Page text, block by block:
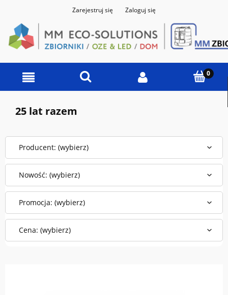
Zarejestruj się Zaloguj się
25 lat razem
Producent: (wybierz)
Cena: (wybierz)
Nowość: (wybierz)
Promocja: (wybierz)